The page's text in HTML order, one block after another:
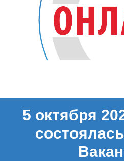
5 октября